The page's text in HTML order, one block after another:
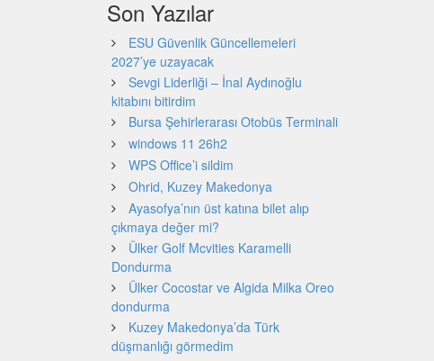
Son Yazılar
ESU Güvenlik Güncellemeleri
2027’ye uzayacak
Sevgi Liderliği – İnal Aydınoğlu
kitabını bitirdim
Bursa Şehirlerarası Otobüs Terminali
windows 11 26h2
WPS Office’i sildim
Ohrid, Kuzey Makedonya
Ayasofya’nın üst katına bilet alıp
çıkmaya değer mi?
Ülker Golf Mcvities Karamelli
Dondurma
Ülker Cocostar ve Algida Milka Oreo
dondurma
Kuzey Makedonya’da Türk
düşmanlığı görmedim